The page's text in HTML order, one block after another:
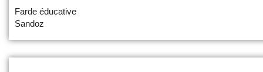
Farde éducative
Sandoz